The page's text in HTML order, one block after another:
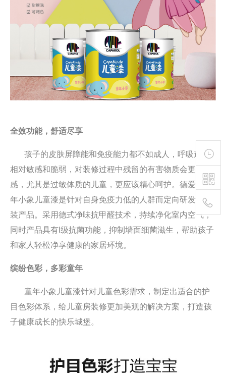
全效功能，舒适尽享
孩子的皮肤屏障能和免疫能力都不如成人，呼吸道也
相对敏感和脆弱，对装修过程中残留的有害物质会更加敏
感，尤其是过敏体质的儿童，更应该精心呵护。德爱威童
年小象儿童漆是针对自身免疫力低的人群而定向研发的涂
装产品。采用德式净味抗甲醛技术，持续净化室内空气，
同时产品具有 I级抗菌功能，抑制墙面细菌滋生，帮助孩子
和家人轻松净享健康的家居环境。
缤纷色彩，多彩童年
童年小象 儿童漆针对儿童色彩需求，制定出适合的护
目色彩体系，给儿童房装修更加美观的解决方案，打造孩
子健康成长的快乐城堡。
400-